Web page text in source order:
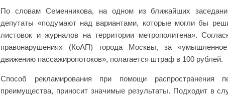
По словам Семенникова, на одном из ближайших
депутаты «подумают над вариантами, которые могли бы
листовок и журналов на территории метрополитена».
правонарушениях (КоАП) города Москвы, за
движению пассажиропотоков», полагается штраф в 100 рублей.
Способ рекламирования при помощи распространения
преимущества, приносит значимые результаты. Подходит в